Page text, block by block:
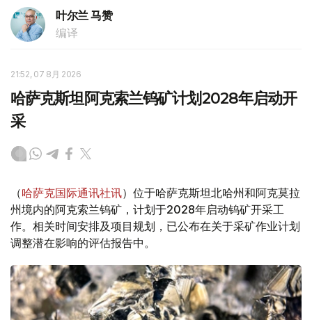
叶尔兰 马赞
编译
21:52, 07 8月 2026
哈萨克斯坦阿克索兰钨矿计划2028年启动开
采
（哈萨克国际通讯社讯）位于哈萨克斯坦北哈州和阿克莫拉
州境内的阿克索兰钨矿，计划于2028年启动钨矿开采工
作。相关时间安排及项目规划，已公布在关于采矿作业计划
调整潜在影响的评估报告中。